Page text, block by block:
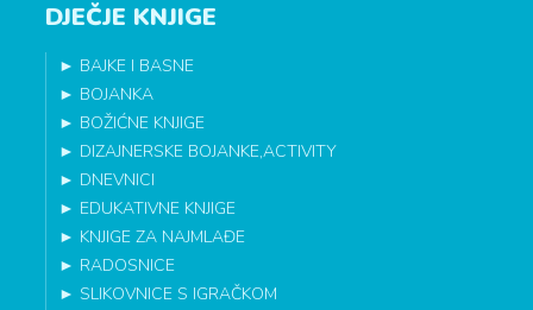
DJEČJE KNJIGE
► BAJKE I BASNE
► BOJANKA
► BOŽIĆNE KNJIGE
► DIZAJNERSKE BOJANKE,ACTIVITY
► DNEVNICI
► EDUKATIVNE KNJIGE
► KNJIGE ZA NAJMLAĐE
► RADOSNICE
►SLIKOVNICE S IGRAČKOM